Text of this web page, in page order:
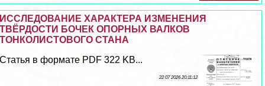
ИССЛЕДОВАНИЕ ХАРАКТЕРА ИЗМЕНЕНИЯ
ТВЁРДОСТИ БОЧЕК ОПОРНЫХ ВАЛКОВ
ТОНКОЛИСТОВОГО СТАНА
Статья в формате PDF 322 KB...
22 07 2026 20:11:12